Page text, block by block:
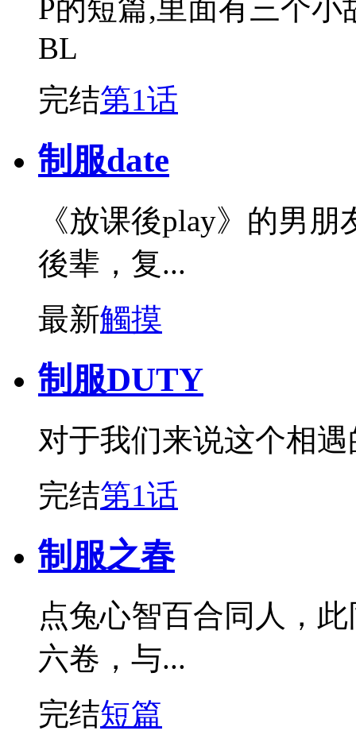
P的短篇,里面有三个
BL
完结第1话
制服date
《放课後play》的男
後辈，复...
最新觸摸
制服DUTY
对于我们来说这个相
完结第1话
制服之春
点兔心智百合同人，
六卷，与...
完结短篇